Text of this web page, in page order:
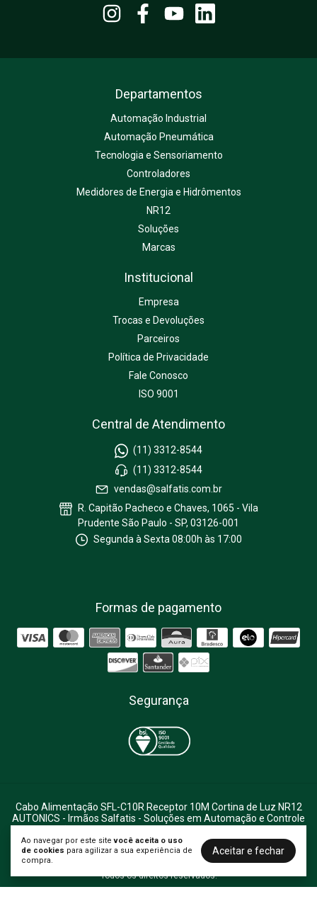
Ao navegar por este sitevocê aceita o uso
de cookies para agilizar a sua experiência de
compra.
Aceitar e fechar
Departamentos
Automação Industrial
Automação Pneumática
Tecnologia e Sensoriamento
Controladores
Medidores de Energia e Hidrômentos
NR12
Soluções
Marcas
Institucional
Empresa
Trocas e Devoluções
Parceiros
Política de Privacidade
Fale Conosco
ISO 9001
Central de Atendimento
(11) 3312-8544
(11) 3312-8544
vendas@salfatis.com.br
R. Capitão Pacheco e Chaves, 1065 - Vila
Prudente São Paulo - SP, 03126-001
Segunda à Sexta 08:00h às 17:00
Formas de pagamento
Segurança
Cabo Alimentação SFL-C10R Receptor 10M Cortina de Luz NR12
AUTONICS - Irmãos Salfatis - Soluções em Automação e Controle
- SP | CEP: 03126-001 | CNPJ: 60.418.480/0001-37 | Tel: (11) 3312-
8544
©2026. Comércio e Indústria Irmãos Salfatis LTDA - 60418480000137.
Todos os direitos reservados.